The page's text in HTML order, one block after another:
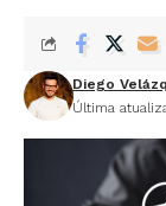
Última
Diego